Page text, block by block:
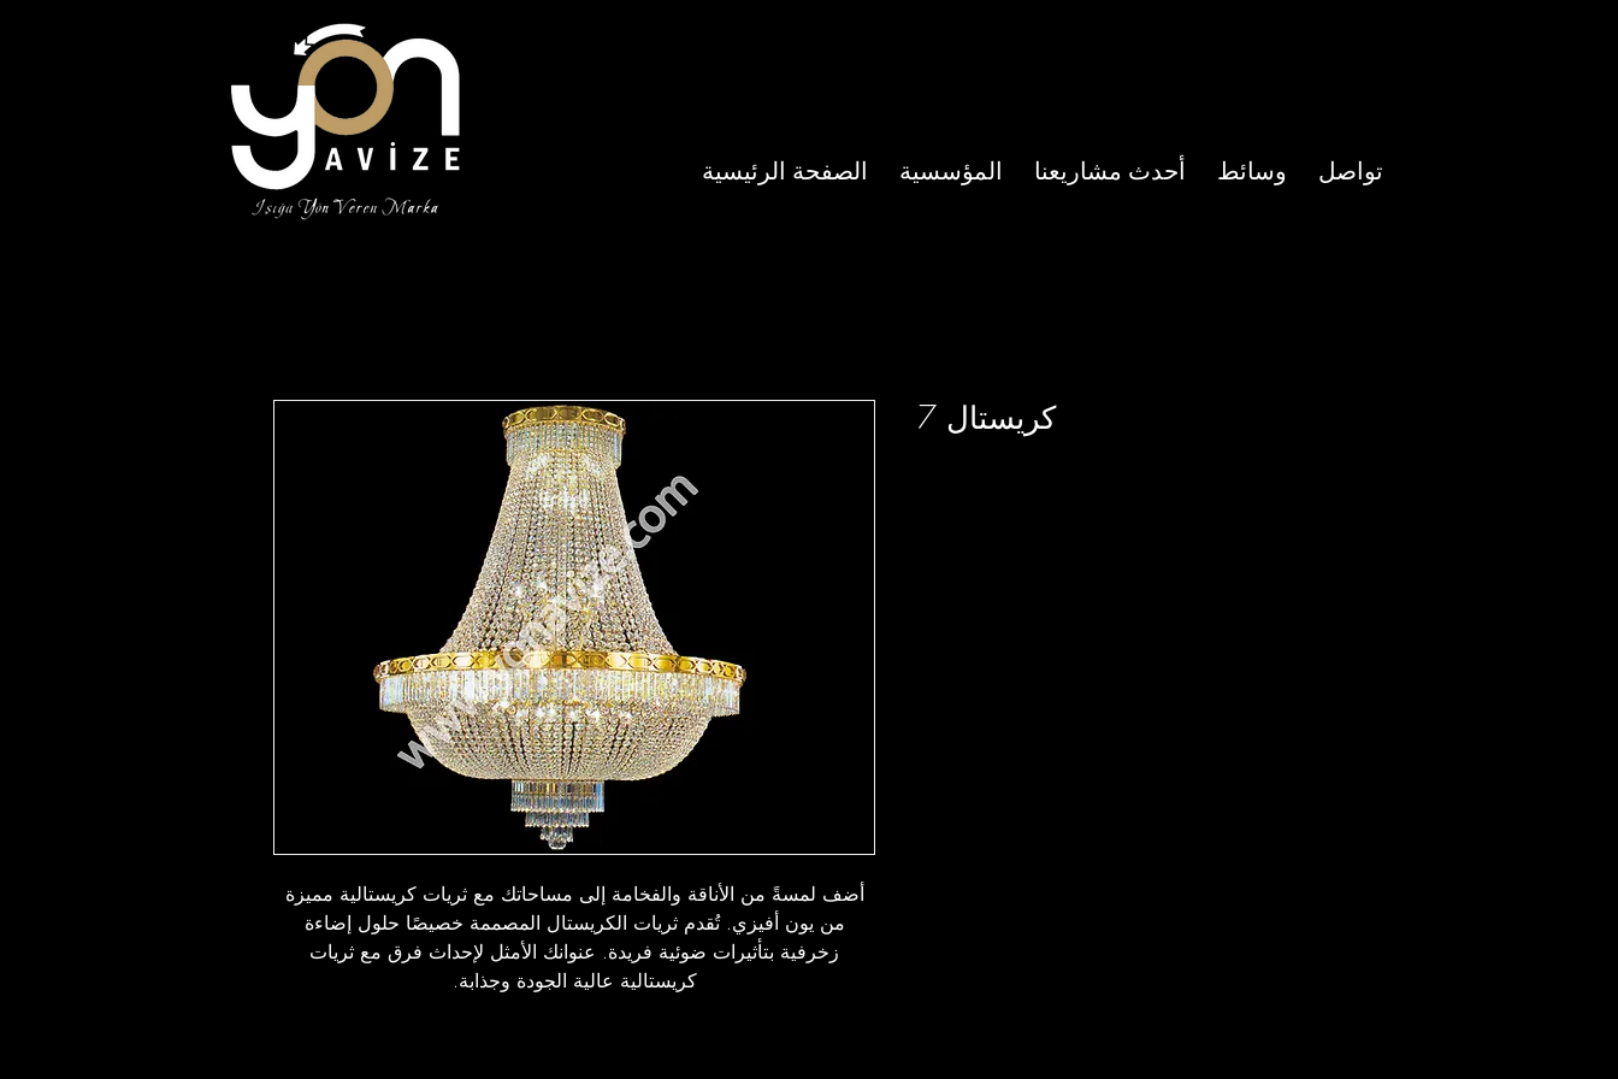
الصفحة الرئيسية المؤسسية أحدث مشاريعنا وسائط تواصل
أضف لمسةً من الأناقة والفخامة إلى مساحاتك مع ثريات كريستالية مميزة
من يون أفيزي. تُقدم ثريات الكريستال المصممة خصيصًا حلول إضاءة
زخرفية بتأثيرات ضوئية فريدة. عنوانك الأمثل لإحداث فرق مع ثريات
كريستالية عالية الجودة وجذابة.
كريستال 7